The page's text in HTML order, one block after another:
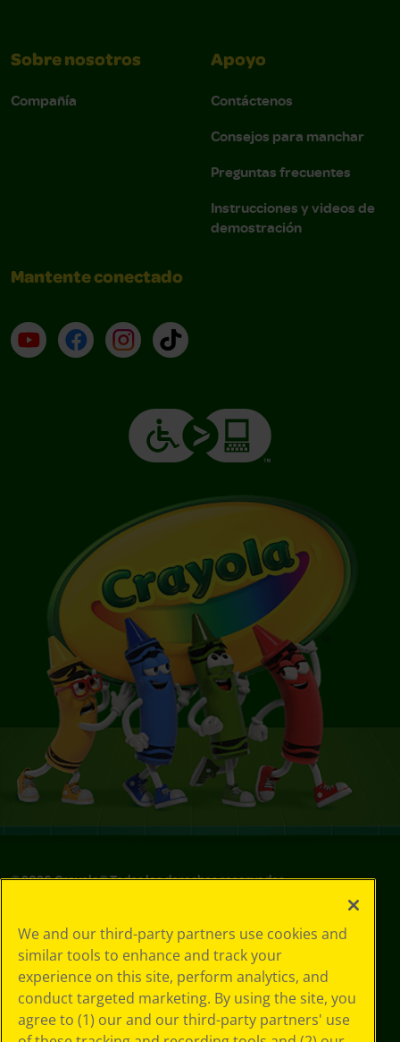
Sobre nosotros
Compañía
Apoyo
Contáctenos
Consejos para manchar
Preguntas frecuentes
Instrucciones y videos de
demostración
Mantente conectado
YouTube (en inglés)
Facebook (en inglés)
Instagram (en inglés)
TikTok
©2026Crayola® Todos los derechos reservados.
de privacidad
Política de
privacidad
Términos de SMS
GDPR
Aviso de
We and our third-party partners use cookies and
similar tools to enhance and track your
experience on this site, perform analytics, and
conduct targeted marketing. By using the site, you
agree to (1) our and our third-party partners' use